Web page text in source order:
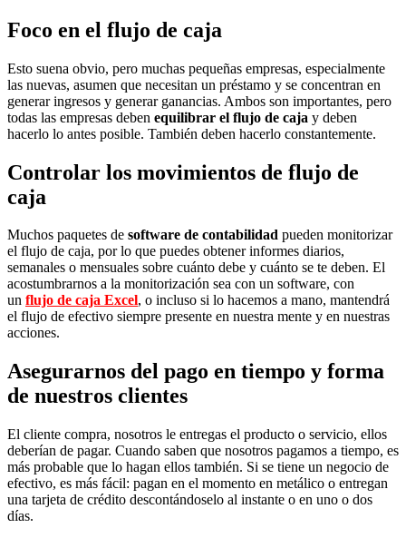
Foco en el flujo de caja
Esto suena obvio, pero muchas pequeñas empresas, especialmente
las nuevas, asumen que necesitan un préstamo y se concentran en
generar ingresos y generar ganancias. Ambos son importantes, pero
todas las empresas deben equilibrar el flujo de caja y deben
hacerlo lo antes posible. También deben hacerlo constantemente.
Controlar los movimientos de flujo de
caja
Muchos paquetes de software de contabilidad pueden monitorizar
el flujo de caja, por lo que puedes obtener informes diarios,
semanales o mensuales sobre cuánto debe y cuánto se te deben. El
acostumbrarnos a la monitorización sea con un software, con
un flujo de caja Excel, o incluso si lo hacemos a mano, mantendrá
el flujo de efectivo siempre presente en nuestra mente y en nuestras
acciones.
Asegurarnos del pago en tiempo y forma
de nuestros clientes
El cliente compra, nosotros le entregas el producto o servicio, ellos
deberían de pagar. Cuando saben que nosotros pagamos a tiempo, es
más probable que lo hagan ellos también. Si se tiene un negocio de
efectivo, es más fácil: pagan en el momento en metálico o entregan
una tarjeta de crédito descontándoselo al instante o en uno o dos
días.